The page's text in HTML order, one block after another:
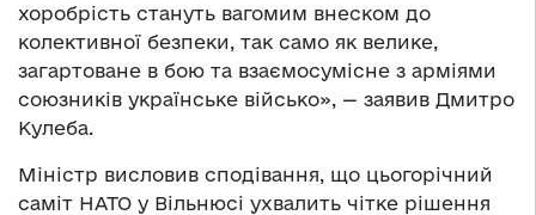
хоробрість стануть вагомим внеском до
колективної безпеки, так само як велике,
загартоване в бою та взаємосумісне з арміями
союзників українське військо», — заявив Дмитро
Кулеба.
Міністр висловив сподівання, що цьогорічний
саміт НАТО у Вільнюсі ухвалить чітке рішення